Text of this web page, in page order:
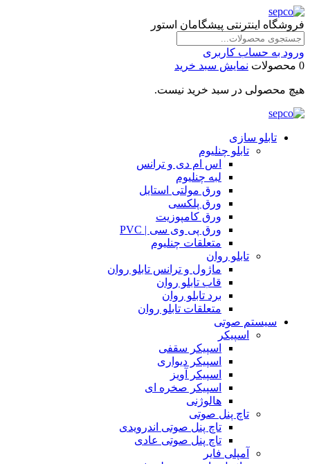
فروشگاه اینترنتی پیشگامان استور
ورود به حساب کاربری
0 محصولات
نمایش سبد خرید
هیچ محصولی در سبد خرید نیست.
تابلو سازی
تابلو چنلیوم
اس ام دی و ترانس
لبه چنلیوم
ورق مولتی استایل
ورق پلکسی
ورق کامپوزیت
ورق پی وی سی | PVC
متعلقات چنلیوم
تابلو روان
ماژول و ترانس تابلو روان
قاب تابلو روان
برد تابلو روان
متعلقات تابلو روان
سیستم صوتی
اسپیکر
اسپیکر سقفی
اسپیکر دیواری
اسپیکر آویز
اسپیکر صخره ای
هالوژنی
تاچ پنل صوتی
تاچ پنل صوتی اندرویدی
تاچ پنل صوتی عادی
آمپلی فایر